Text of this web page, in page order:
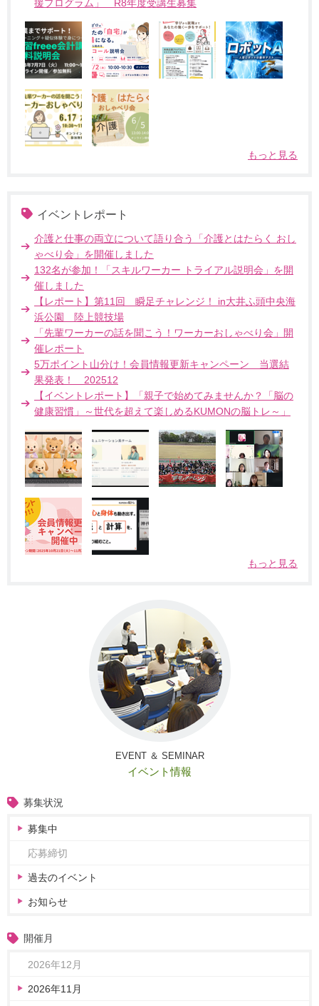
援プログラム」 R8年度受講生募集
もっと見る
イベントレポート
介護と仕事の両立について語り合う「介護とはたらく おし
ゃべり会」を開催しました
132名が参加！「スキルワーカー トライアル説明会」を開
催しました
【レポート】第11回 瞬足チャレンジ！ in大井ふ頭中央海
浜公園 陸上競技場
「先輩ワーカーの話を聞こう！ワーカーおしゃべり会」開
催レポート
5万ポイント山分け！会員情報更新キャンペーン 当選結
果発表！ 202512
【イベントレポート】「親子で始めてみませんか？「脳の
健康習慣」～世代を超えて楽しめるKUMONの脳トレ～」
もっと見る
EVENT ＆ SEMINAR
イベント情報
募集状況
募集中
応募締切
過去のイベント
お知らせ
開催月
2026年12月
2026年11月